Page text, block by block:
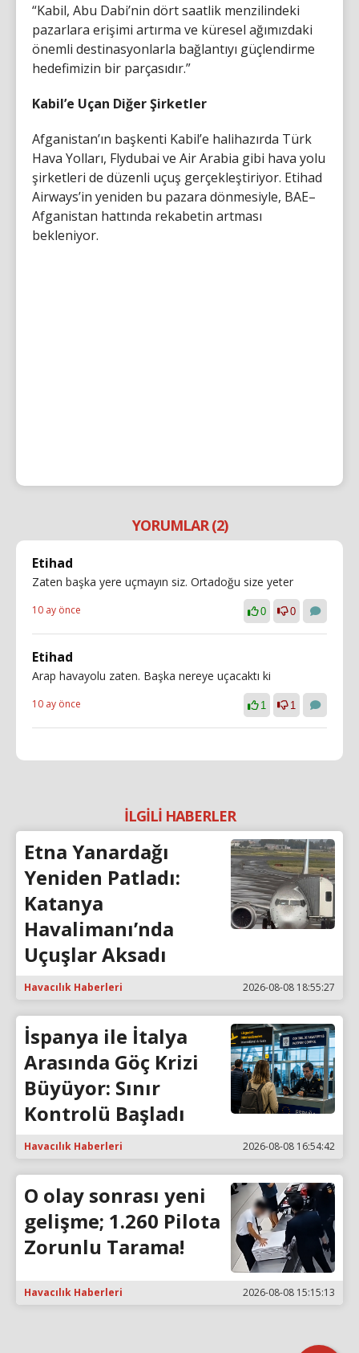
“Kabil, Abu Dabi’nin dört saatlik menzilindeki
pazarlara erişimi artırma ve küresel ağımızdaki
önemli destinasyonlarla bağlantıyı güçlendirme
hedefimizin bir parçasıdır.”
Kabil’e Uçan Diğer Şirketler
Afganistan’ın başkenti Kabil’e halihazırda Türk
Hava Yolları, Flydubai ve Air Arabia gibi hava yolu
şirketleri de düzenli uçuş gerçekleştiriyor. Etihad
Airways’in yeniden bu pazara dönmesiyle, BAE–
Afganistan hattında rekabetin artması
bekleniyor.
YORUMLAR (2)
Etihad
Zaten başka yere uçmayın siz. Ortadoğu size yeter
10 ay önce 0 0
Etihad
Arap havayolu zaten. Başka nereye uçacaktı ki
10 ay önce 1 1
İLGİLİ HABERLER
Etna Yanardağı
Yeniden Patladı:
Katanya
Havalimanı’nda
Uçuşlar Aksadı
Havacılık Haberleri 2026-08-08 18:55:27
İspanya ile İtalya
Arasında Göç Krizi
Büyüyor: Sınır
Kontrolü Başladı
Havacılık Haberleri 2026-08-08 16:54:42
O olay sonrası yeni
gelişme; 1.260 Pilota
Zorunlu Tarama!
Havacılık Haberleri 2026-08-08 15:15:13